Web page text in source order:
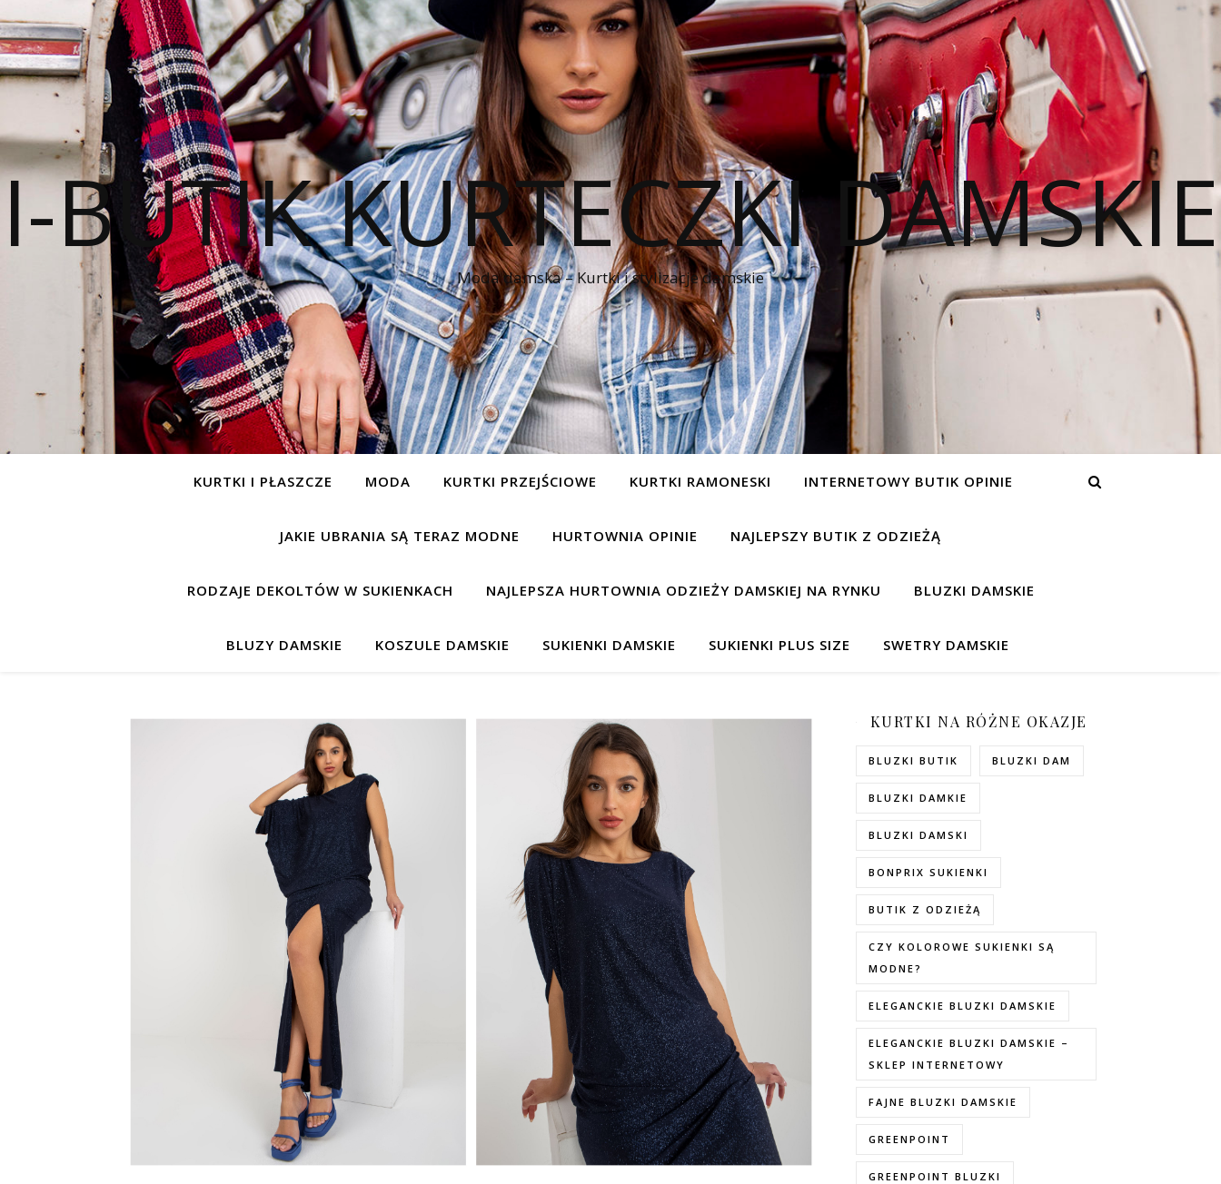
I-BUTIK KURTECZKI DAMSKIE
Moda damska – Kurtki i stylizacje damskie
KURTKI I PŁASZCZE MODA KURTKI PRZEJŚCIOWE KURTKI RAMONESKI INTERNETOWY BUTIK OPINIE
JAKIE UBRANIA SĄ TERAZ MODNE HURTOWNIA OPINIE NAJLEPSZY BUTIK Z ODZIEŻĄ
RODZAJE DEKOLTÓW W SUKIENKACH NAJLEPSZA HURTOWNIA ODZIEŻY DAMSKIEJ NA RYNKU BLUZKI DAMSKIE
BLUZY DAMSKIE KOSZULE DAMSKIE SUKIENKI DAMSKIE SUKIENKI PLUS SIZE SWETRY DAMSKIE
KURTKI NA RÓŻNE OKAZJE
BLUZKI BUTIK BLUZKI DAM
BLUZKI DAMKIE
BLUZKI DAMSKI
BONPRIX SUKIENKI
BUTIK Z ODZIEŻĄ
CZY KOLOROWE SUKIENKI SĄ
MODNE?
ELEGANCKIE BLUZKI DAMSKIE
ELEGANCKIE BLUZKI DAMSKIE –
SKLEP INTERNETOWY
FAJNE BLUZKI DAMSKIE
GREENPOINT
GREENPOINT BLUZKI